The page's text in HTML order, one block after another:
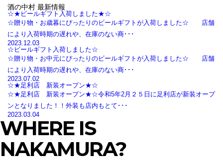
酒の中村 最新情報
☆★ビールギフト入荷しました★☆
☆贈り物・お歳暮にぴったりのビールギフトが入荷しました☆ 店舗
により入荷時期の遅れや、在庫のない商･･･
2023.12.03
☆ビールギフト入荷しました☆
☆贈り物・お中元にぴったりのビールギフトが入荷しました☆ 店舗
により入荷時期の遅れや、在庫のない商･･･
2023.07.02
☆★足利店 新装オープン★☆
☆★足利店 新装オープン★☆令和5年2月２５日に足利店が新装オープ
ンとなりました！！外装も店内もとて･･･
2023.03.04
WHERE IS
NAKAMURA?